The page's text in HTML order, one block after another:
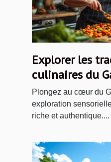
Explorer les
culinaires du
immersion
Plongez au cœur du
exploration
riche et authentique....